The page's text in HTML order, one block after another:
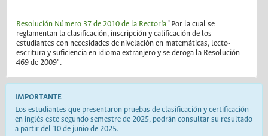
Resolución Número 37 de 2010 de la Rectoría"Por la cual se
reglamentan la clasificación, inscripción y calificación de los
estudiantes con necesidades de nivelación en matemáticas, lecto-
escritura y suficiencia en idioma extranjero y se deroga la Resolución
469 de 2009".
IMPORTANTE
Los estudiantes que presentaron pruebas de clasificación y certificación
en inglés este segundo semestre de 2025, podrán consultar su resultado
a partir del 10 de junio de 2025.